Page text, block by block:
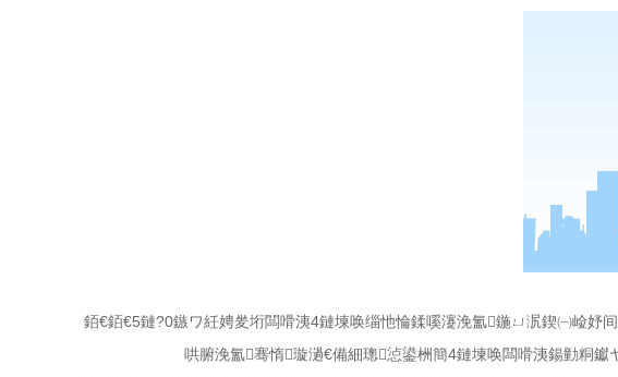
銆€銆€5鏈?0鏃ワ紝娉夎垳闆嗗洟4鏈堜唤缁忚惀鍒嗘瀽浼氳鍦ㄩ泦鍥㈠崄妤
哄腑浼氳骞惰璇濄€備細璁惉鍙栦簡4鏈堜唤闆嗗洟鍚勭粡